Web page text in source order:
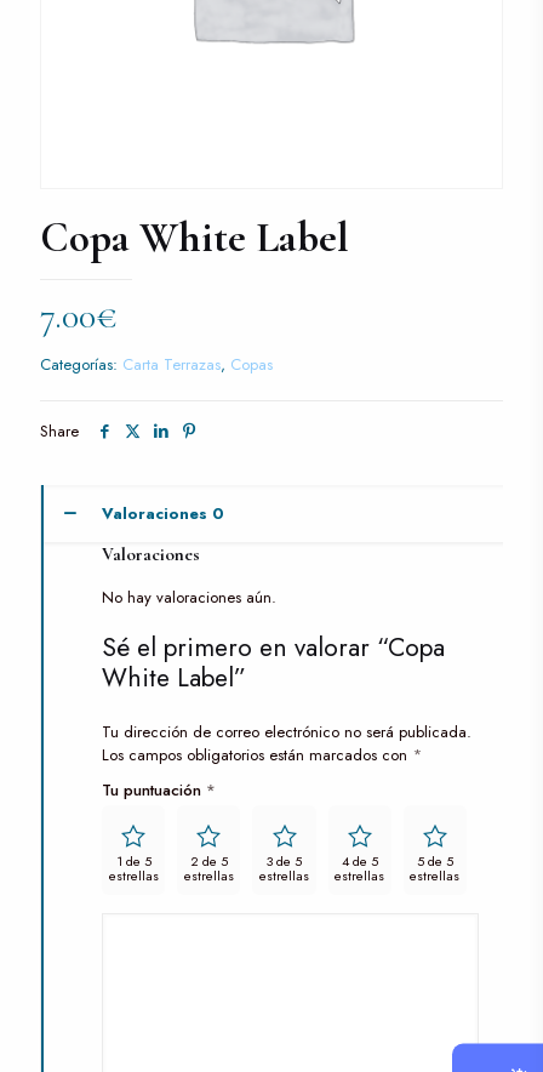
Copa White Label
7.00€
Categorías: Carta Terrazas, Copas
Share
Valoraciones 0
Valoraciones
No hay valoraciones aún.
Sé el primero en valorar “Copa
White Label”
Tu dirección de correo electrónico no será publicada.
Los campos obligatorios están marcados con *
Tu puntuación *
1 de 5
estrellas
2 de 5
estrellas
3 de 5
estrellas
4 de 5
estrellas
5 de 5
estrellas